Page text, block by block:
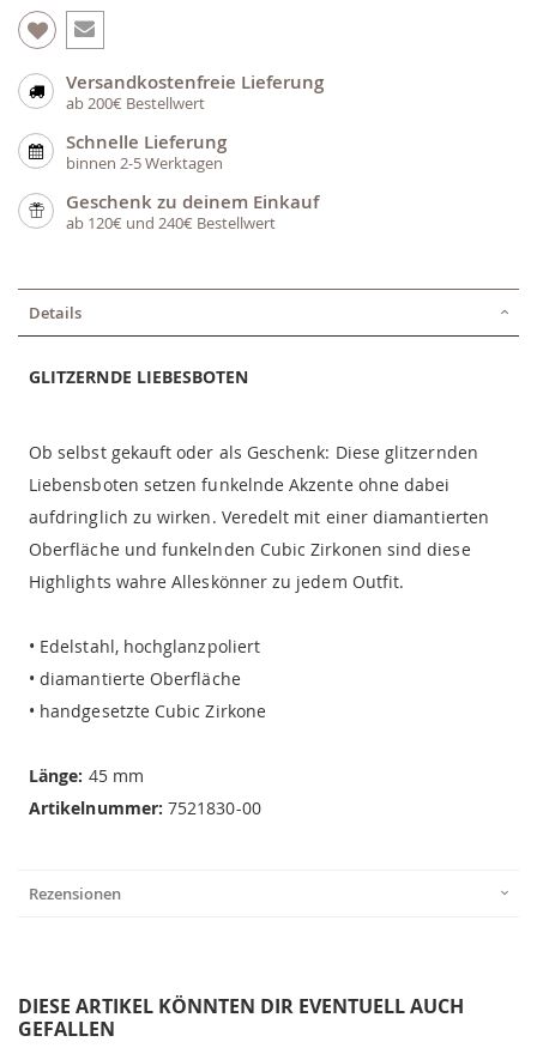
Versandkostenfreie Lieferung
ab 200€ Bestellwert
Schnelle Lieferung
binnen 2-5 Werktagen
Geschenk zu deinem Einkauf
ab 120€ und 240€ Bestellwert
Details
GLITZERNDE LIEBESBOTEN
Ob selbst gekauft oder als Geschenk: Diese glitzernden
Liebensboten setzen funkelnde Akzente ohne dabei
aufdringlich zu wirken. Veredelt mit einer diamantierten
Oberfläche und funkelnden Cubic Zirkonen sind diese
Highlights wahre Alleskönner zu jedem Outfit.
• Edelstahl, hochglanzpoliert
• diamantierte Oberfläche
• handgesetzte Cubic Zirkone
Länge: 45 mm
Artikelnummer: 7521830-00
Rezensionen
DIESE ARTIKEL KÖNNTEN DIR EVENTUELL AUCH
GEFALLEN